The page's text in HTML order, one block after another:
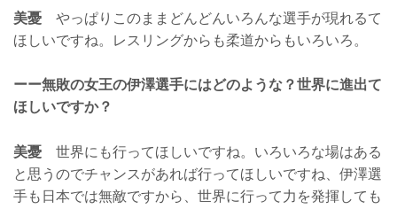
美憂 やっぱりこのままどんどんいろんな選手が現れるて
ほしいですね。レスリングからも柔道からもいろいろ。
ーー無敗の女王の伊澤選手にはどのような？世界に進出て
ほしいですか？
美憂 世界にも行ってほしいですね。いろいろな場はある
と思うのでチャンスがあれば行ってほしいですね、伊澤選
手も日本では無敵ですから、世界に行って力を発揮しても